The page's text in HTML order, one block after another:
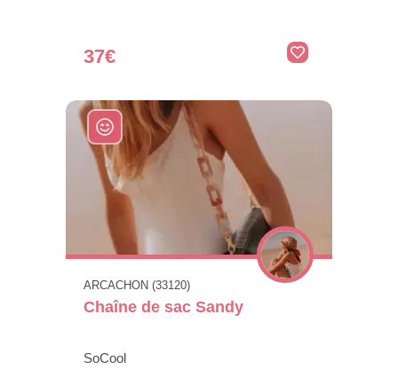
37€
ARCACHON (33120)
Chaîne de sac Sandy
SoCool